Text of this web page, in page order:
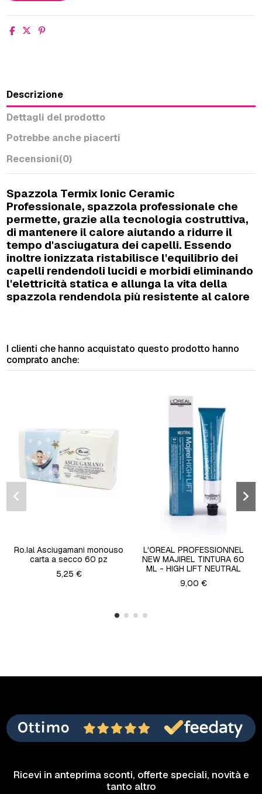
Descrizione
Dettagli del prodotto
Potrebbe anche piacerti
Recensioni(0)
Spazzola Termix Ionic Ceramic
Professionale, spazzola professionale che
permette, grazie alla tecnologia costruttiva,
di mantenere il calore aiutando a ridurre il
tempo d'asciugatura dei capelli. Essendo
inoltre ionizzata ristabilisce l'equilibrio dei
capelli rendendoli lucidi e morbidi eliminando
l'elettricità statica e allunga la vita della
spazzola rendendola più resistente al calore
I clienti che hanno acquistato questo prodotto hanno
comprato anche:
Ro.Ial Asciugamani monouso
carta a secco 60 pz
5,25 €
L'OREAL PROFESSIONNEL
NEW MAJIREL TINTURA 60
ML - HIGH LIFT NEUTRAL
9,00 €
Ricevi in anteprima sconti, offerte speciali, novità e
tanto altro